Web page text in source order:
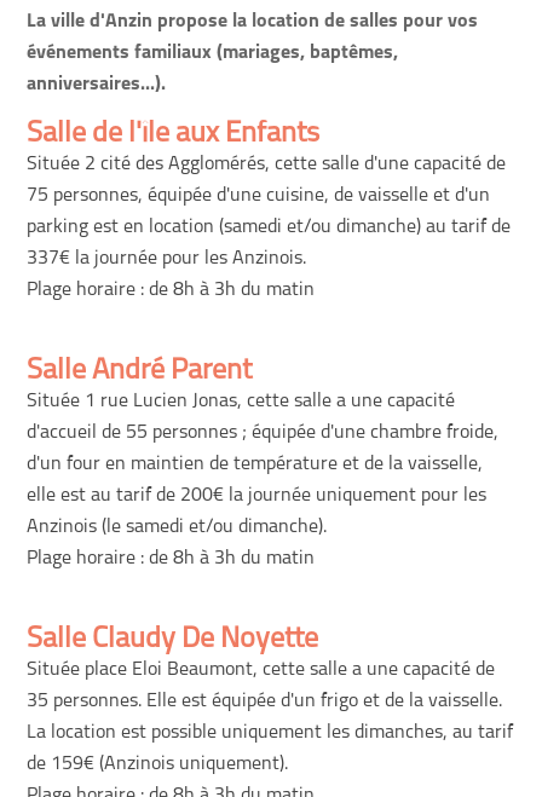
La ville d'Anzin propose la location de salles pour vos
événements familiaux (mariages, baptêmes,
anniversaires...).
Salle de l'île aux Enfants
Située 2 cité des Agglomérés, cette salle d'une capacité de
75 personnes, équipée d'une cuisine, de vaisselle et d'un
parking est en location (samedi et/ou dimanche) au tarif de
337€ la journée pour les Anzinois.
Plage horaire : de 8h à 3h du matin
Salle André Parent
Située 1 rue Lucien Jonas, cette salle a une capacité
d'accueil de 55 personnes ; équipée d'une chambre froide,
d'un four en maintien de température et de la vaisselle,
elle est au tarif de 200€ la journée uniquement pour les
Anzinois (le samedi et/ou dimanche).
Plage horaire : de 8h à 3h du matin
Salle Claudy De Noyette
Située place Eloi Beaumont, cette salle a une capacité de
35 personnes. Elle est équipée d'un frigo et de la vaisselle.
La location est possible uniquement les dimanches, au tarif
de 159€ (Anzinois uniquement).